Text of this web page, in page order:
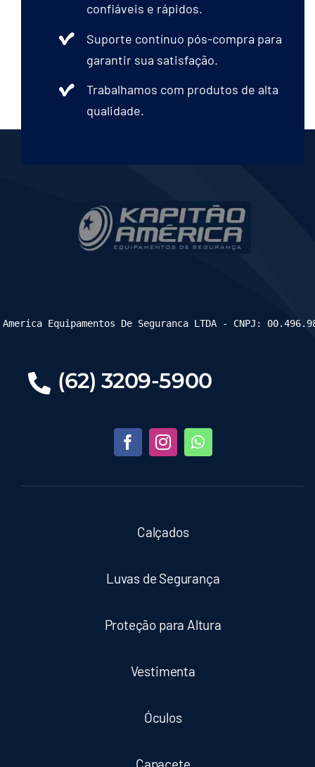
confiáveis e rápidos.
Suporte contínuo pós-compra para
garantir sua satisfação.
Trabalhamos com produtos de alta
qualidade.
(62) 3209-5900
Calçados
Luvas de Segurança
Proteção para Altura
Vestimenta
Óculos
Equipamentos De Seguranca LTDA - CNPJ: